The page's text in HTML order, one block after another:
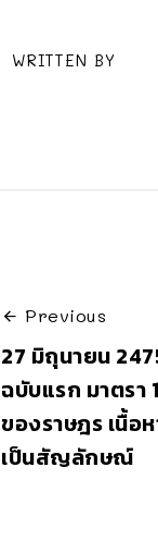
WRITTEN BY
Previous
27 มิถุนายน
ฉบับแรก มาตรา
ของราษฎร เนื้อ
เป็นสัญลักษณ์